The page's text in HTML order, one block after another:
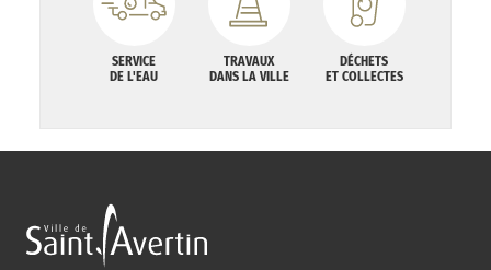
SERVICE
DE L'EAU
TRAVAUX
DANS LA VILLE
DÉCHETS
ET COLLECTES